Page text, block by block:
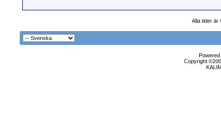
Alla tider är
Copyright